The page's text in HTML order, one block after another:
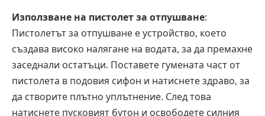
Използване на пистолет за отпушване:
Пистолетът за отпушване е устройство, което
създава високо налягане на водата, за да премахне
заседнали остатъци. Поставете гумената част от
пистолета в подовия сифон и натиснете здраво, за
да створите плътно уплътнение. След това
натиснете пусковият бутон и освободете силния